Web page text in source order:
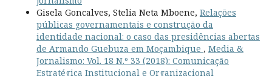
Gisela Goncalves, Stelia Neta Mboene, Relações
públicas governamentais e construção da
identidade nacional: o caso das presidências abertas
de Armando Guebuza em Moçambique , Media &
Jornalismo: Vol. 18 N.º 33 (2018): Comunicação
Estratégica Institucional e Organizacional